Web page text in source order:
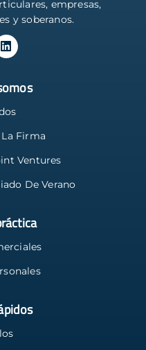
empresas,
y soberanos.
Firma
Ventures
De Verano